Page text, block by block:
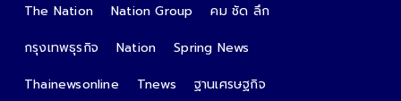
The Nation Nation Group
คม ชัด ลึก
กรุงเทพธุรกิจ
Nation
Spring News
Thainewsonline
Tnews ฐานเศรษฐกิจ